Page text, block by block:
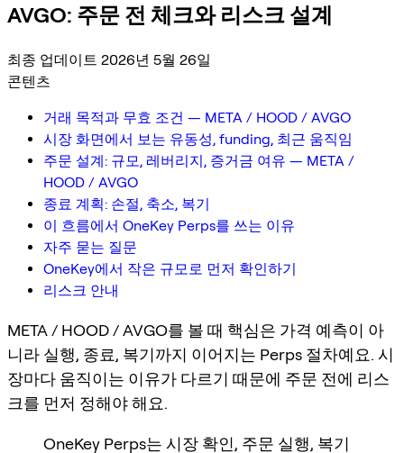
AVGO: 주문 전 체크와 리스크 설계
최종 업데이트 2026년 5월 26일
콘텐츠
거래 목적과 무효 조건 — META / HOOD / AVGO
시장 화면에서 보는 유동성, funding, 최근 움직임
주문 설계: 규모, 레버리지, 증거금 여유 — META /
HOOD / AVGO
종료 계획: 손절, 축소, 복기
이 흐름에서 OneKey Perps를 쓰는 이유
자주 묻는 질문
OneKey에서 작은 규모로 먼저 확인하기
리스크 안내
META / HOOD / AVGO를 볼 때 핵심은 가격 예측이 아
니라 실행, 종료, 복기까지 이어지는 Perps 절차예요. 시
장마다 움직이는 이유가 다르기 때문에 주문 전에 리스
크를 먼저 정해야 해요.
OneKey Perps는 시장 확인, 주문 실행, 복기